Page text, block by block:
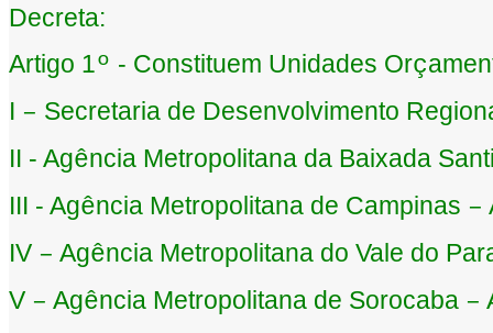
Decreta:
Artigo 1º - Constituem Unidades Orç
I – Secretaria de Desenvolvimento
II - Agência Metropolitana da Baixada
III - Agência Metropolitana de Campinas –
IV – Agência Metropolitana do Vale do
V – Agência Metropolitana de Sorocaba –